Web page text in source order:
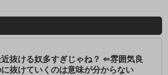
近抜ける奴多すぎじゃね？ ⇐雰囲気良
抜けていくのは意味が分からない